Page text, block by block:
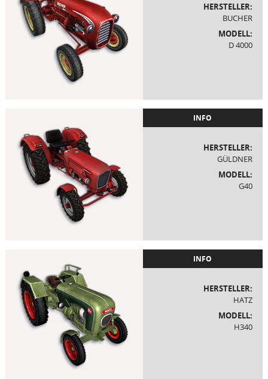
HERSTELLER:
BUCHER
MODELL:
D 4000
INFO
HERSTELLER:
GÜLDNER
MODELL:
G40
INFO
HERSTELLER:
HATZ
MODELL:
H340